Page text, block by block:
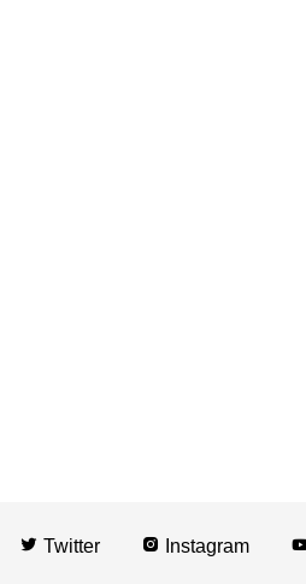
Twitter Instagram